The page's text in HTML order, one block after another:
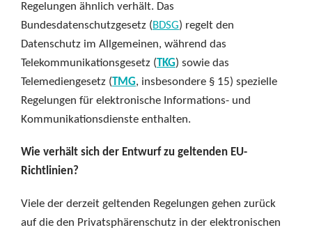
Regelungen ähnlich verhält. Das
Bundesdatenschutzgesetz (BDSG) regelt den
Datenschutz im Allgemeinen, während das
Telekommunikationsgesetz (TKG) sowie das
Telemediengesetz (TMG, insbesondere § 15) spezielle
Regelungen für elektronische Informations- und
Kommunikationsdienste enthalten.
Wie verhält sich der Entwurf zu geltenden EU-
Richtlinien?
Viele der derzeit geltenden Regelungen gehen zurück
auf die den Privatsphärenschutz in der elektronischen